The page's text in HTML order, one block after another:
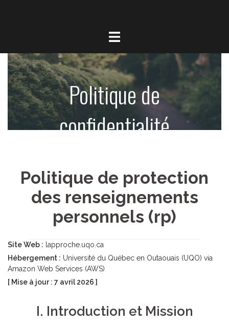
Politique de
confidentialité
Politique de protection
des renseignements
personnels (rp)
Site Web : lapproche.uqo.ca
Hébergement : Université du Québec en Outaouais (UQO) via
Amazon Web Services (AWS)
[ Mise à jour : 7 avril 2026 ]
I. Introduction et Mission